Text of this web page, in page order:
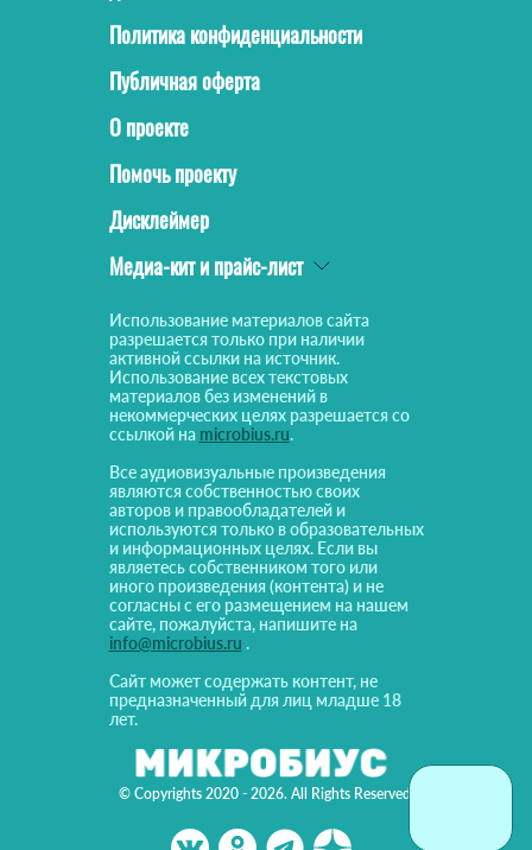
© Copyrights 2020 - 2026. All Rights Reserved!
Политика конфиденциальности
Публичная оферта
О проекте
Помочь проекту
Дисклеймер
Медиа-кит и прайс-лист
Использование материалов сайта
разрешается только при наличии
активной ссылки на источник.
Использование всех текстовых
материалов без изменений в
некоммерческих целях разрешается со
ссылкой на microbius.ru.
Все аудиовизуальные произведения
являются собственностью своих
авторов и правообладателей и
используются только в образовательных
и информационных целях. Если вы
являетесь собственником того или
иного произведения (контента) и не
согласны с его размещением на нашем
сайте, пожалуйста, напишите на
info@microbius.ru .
Сайт может содержать контент, не
предназначенный для лиц младше 18
лет.